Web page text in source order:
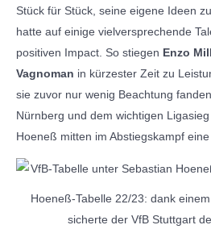
Stück für Stück, seine eigene Ideen
hatte auf einige vielversprechende
positiven Impact. So stiegen Enzo
Vagnoman in kürzester Zeit zu
sie zuvor nur wenig Beachtung
Nürnberg und dem wichtigen
Hoeneß mitten im Abstiegskampf eine
Hoeneß-Tabelle 22/23: dank einem
sicherte der VfB Stuttgart